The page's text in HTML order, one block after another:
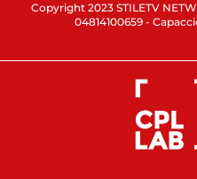
Copyright 2023 STILETV
04814100659 -